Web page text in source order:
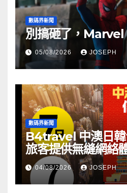
數碼界新聞
別搞砸了，Marvel
05/08/2026 JOSEPH
數碼界新聞
B4travel 中澳日韓
旅客提供無縫網絡
04/08/2026 JOSEPH